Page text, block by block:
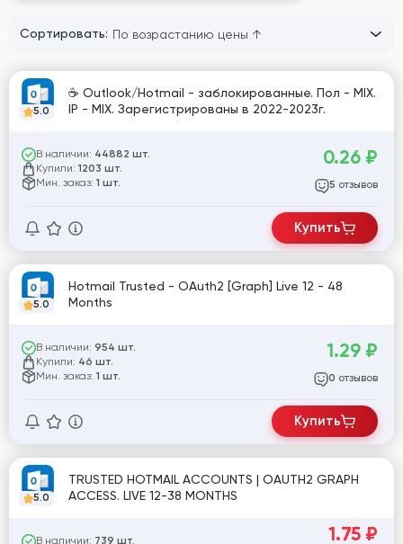
Сортировать:
5.0
☕ Outlook/Hotmail - заблокированные. Пол - MIX.
IP - MIX. Зарегистрированы в 2022-2023г.
В наличии: 44882 шт.
Купили: 1203 шт.
Мин. заказ: 1 шт.
0.26 ₽
5 отзывов
Купить
5.0
Hotmail Trusted - OAuth2 [Graph] Live 12 - 48
Months
В наличии: 954 шт.
Купили: 46 шт.
Мин. заказ: 1 шт.
1.29 ₽
0 отзывов
Купить
5.0
TRUSTED HOTMAIL ACCOUNTS | OAUTH2 GRAPH
ACCESS. LIVE 12-38 MONTHS
В наличии: 739 шт. 1.75 ₽